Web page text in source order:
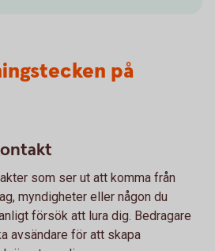
på
som ser ut att komma från
myndigheter eller någon du
försök att lura dig. Bedragare
avsändare för att skapa